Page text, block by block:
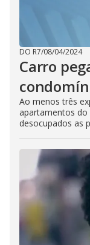
DO R7/08/04/2024
Carro
Ao menos três
apartamentos
desocupados as